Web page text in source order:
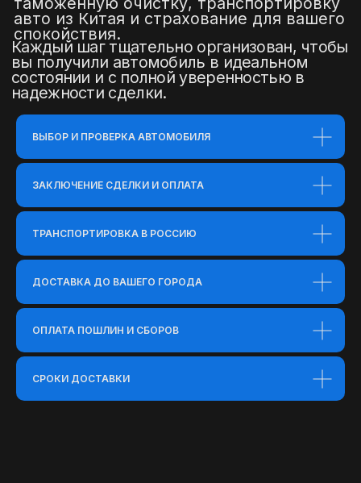
ВЫБОР И ПРОВЕРКА АВТОМОБИЛЯ
ЗАКЛЮЧЕНИЕ СДЕЛКИ И ОПЛАТА
ТРАНСПОРТИРОВКА В РОССИЮ
ДОСТАВКА ДО ВАШЕГО ГОРОДА
ОПЛАТА ПОШЛИН И СБОРОВ
СРОКИ ДОСТАВКИ